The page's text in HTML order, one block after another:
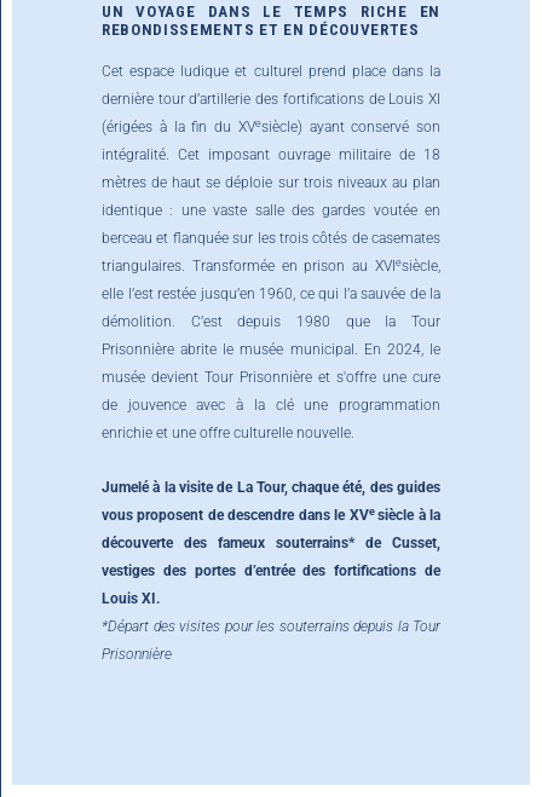
UN VOYAGE DANS LE TEMPS RICHE EN
REBONDISSEMENTS ET EN DÉCOUVERTES
Cet espace ludique et culturel prend place dans la
dernière tour d’artillerie des fortifications de Louis XI
(érigées à la fin du XVesiècle) ayant conservé son
intégralité. Cet imposant ouvrage militaire de 18
mètres de haut se déploie sur trois niveaux au plan
identique : une vaste salle des gardes voutée en
berceau et flanquée sur les trois côtés de casemates
triangulaires. Transformée en prison au XVI esiècle,
elle l’est restée jusqu’en 1960, ce qui l’a sauvée de la
démolition. C’est depuis 1980 que la Tour
Prisonnière abrite le musée municipal. En 2024, le
musée devient Tour Prisonnière et s'offre une cure
de jouvence avec à la clé une programmation
enrichie et une offre culturelle nouvelle.
Jumelé à la visite de La Tour, chaque été, des guides
vous proposent de descendre dans le XVesiècle à la
découverte des fameux souterrains* de Cusset,
vestiges des portes d’entrée des fortifications de
Louis XI.
*Départ des visites pour les souterrains depuis la Tour
Prisonnière